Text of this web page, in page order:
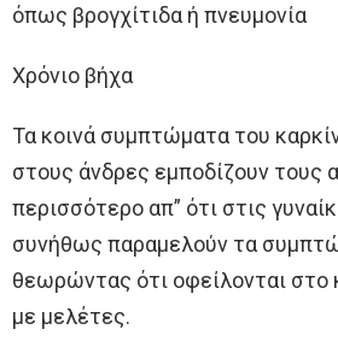
όπως βρογχίτιδα ή πνευμονία
Χρόνιο βήχα
Τα κοινά συμπτώματα του
στους άνδρες εμποδίζουν τους
περισσότερο απ” ότι στις
συνήθως παραμελούν τα
θεωρώντας ότι οφείλονται
με μελέτες.